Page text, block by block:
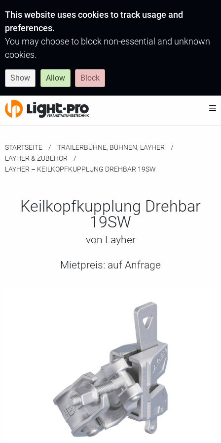
This website uses cookies to track usage and
preferences.
You may choose to block non-essential and unknown
cookies.
Show Allow Block
STARTSEITE
TRAILERBÜHNE, BÜHNEN, LAYHER
LAYHER & ZUBEHÖR
MOMENTAN:
LAYHER – KEILKOPFKUPPLUNG DREHBAR 19SW
Keilkopfkupplung Drehbar
19SW
von Layher
Mietpreis: auf Anfrage